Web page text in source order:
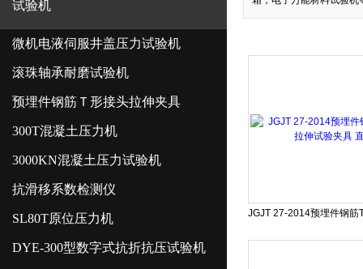
试验机
微机电液伺服井盖压力试验机
滚珠轴承耐磨试验机
预埋件钢筋Ｔ形接头拉伸夹具
300T混凝土压力机
3000KN混凝土压力试验机
抗滑移系数检测仪
SL80T原位压力机
DYE-300型数字式抗折抗压试验机